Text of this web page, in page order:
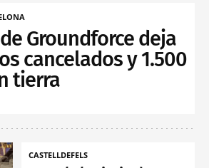
Groundforce deja
cancelados y 1.500
tierra
CASTELLDEFELS